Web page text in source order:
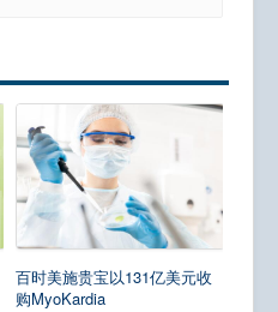
百时美施贵宝以131亿美元收
购MyoKardia